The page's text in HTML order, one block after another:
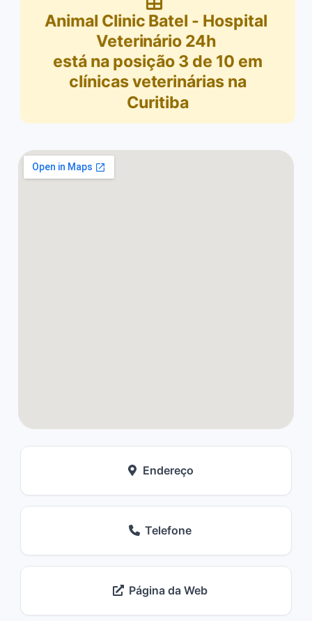
Animal Clinic Batel - Hospital
Veterinário 24h
está na posição 3 de 10 em
clínicas veterinárias na
Curitiba
Endereço
Telefone
Página da Web